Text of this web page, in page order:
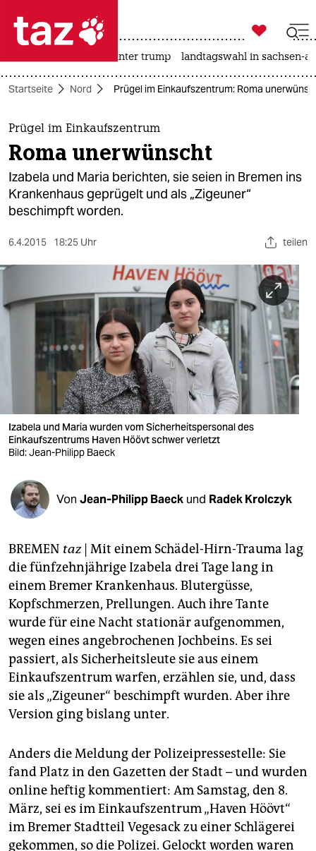
 taz zahl ich
taz zahl ich
themen
politik
öko
gesellschaft
berlin
wahrheit
verlag
verlag
shop
fragen & hilfe
unterstützen
abo
genossenschaft
epaper login

taz zahl ich
usa unter trump landtagswahl in sachsen-
Startseite Nord Prügel im Einkaufszentrum: Roma
Prügel im Einkaufszentrum
Roma unerwünscht
Izabela und Maria berichten, sie seien in Bremen ins
Krankenhaus geprügelt und als „Zigeuner“
beschimpft worden.
6.4.2015 18:25 Uhr teilen
Izabela und Maria wurden vom Sicherheitspersonal des
Einkaufszentrums Haven Höövt schwer verletzt
Bild: Jean-Philipp Baeck
Von Jean-Philipp Baeck und Radek Krolczyk
BREMEN taz| Mit einem Schädel-Hirn-Trauma lag
die fünfzehnjährige Izabela drei Tage lang in
einem Bremer Krankenhaus. Blutergüsse,
Kopfschmerzen, Prellungen. Auch ihre Tante
wurde für eine Nacht stationär aufgenommen,
wegen eines angebrochenen Jochbeins. Es sei
passiert, als Sicherheitsleute sie aus einem
Einkaufszentrum warfen, erzählen sie, und, dass
sie als „Zigeuner“ beschimpft wurden. Aber ihre
Version ging bislang unter.
Anders die Meldung der Polizeipressestelle: Sie
fand Platz in den Gazetten der Stadt – und wurden
online heftig kommentiert: Am Samstag, den 8.
März, sei es im Einkaufszentrum „Haven Höövt“
im Bremer Stadtteil Vegesack zu einer Schlägerei
gekommen, so die Polizei. Gelockt worden waren